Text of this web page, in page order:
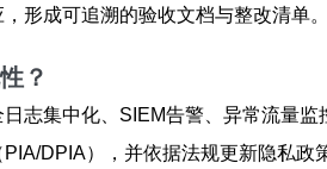
形成可追溯的验收文档与整改清单。
？
志集中化、SIEM告警、异常流量
DPIA），并依据法规更新隐私